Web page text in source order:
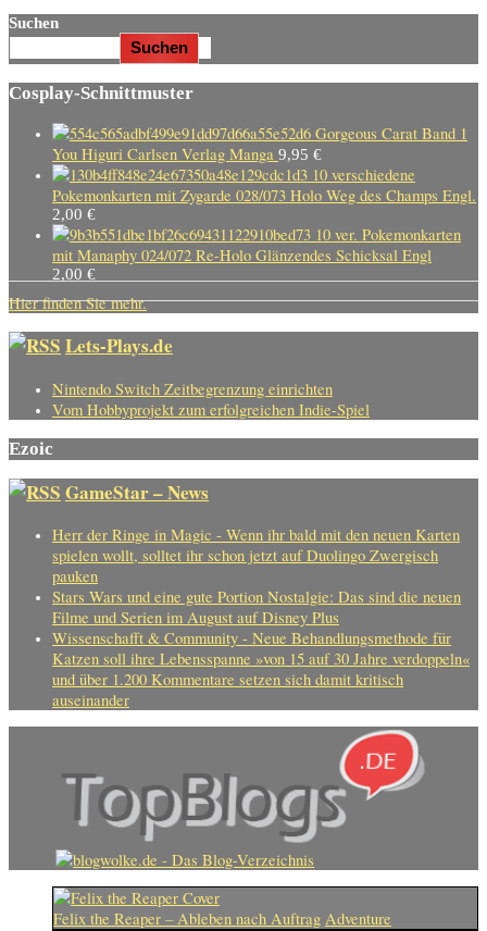
Suchen
Suchen
Cosplay-Schnittmuster
Gorgeous Carat Band 1
You Higuri Carlsen Verlag Manga 9,95 €
10 verschiedene
Pokemonkarten mit Zygarde 028/073 Holo Weg des Champs Engl.
2,00 €
10 ver. Pokemonkarten
mit Manaphy 024/072 Re-Holo Glänzendes Schicksal Engl
2,00 €
Hier finden Sie mehr.
Lets-Plays.de
Nintendo Switch Zeitbegrenzung einrichten
Vom Hobbyprojekt zum erfolgreichen Indie-Spiel
Ezoic
GameStar – News
Herr der Ringe in Magic - Wenn ihr bald mit den neuen Karten
spielen wollt, solltet ihr schon jetzt auf Duolingo Zwergisch
pauken
Stars Wars und eine gute Portion Nostalgie: Das sind die neuen
Filme und Serien im August auf Disney Plus
Wissenschafft & Community - Neue Behandlungsmethode für
Katzen soll ihre Lebensspanne »von 15 auf 30 Jahre verdoppeln«
und über 1.200 Kommentare setzen sich damit kritisch
auseinander
Felix the Reaper – Ableben nach Auftrag Adventure